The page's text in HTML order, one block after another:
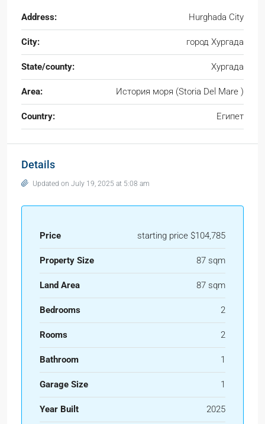
Address: Hurghada City
City: город Хургада
State/county: Хургада
Area: История моря (Storia Del Mare )
Country: Египет
Details
Updated on July 19, 2025 at 5:08 am
Price starting price $104,785
Property Size 87 sqm
Land Area 87 sqm
Bedrooms 2
Rooms 2
Bathroom 1
Garage Size 1
Year Built 2025